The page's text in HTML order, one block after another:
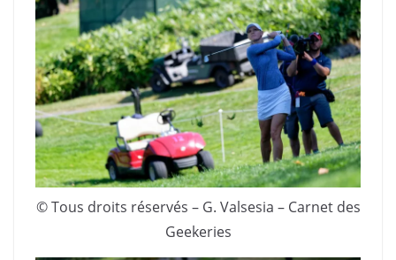
© Tous droits réservés – G. Valsesia – Carnet des
Geekeries